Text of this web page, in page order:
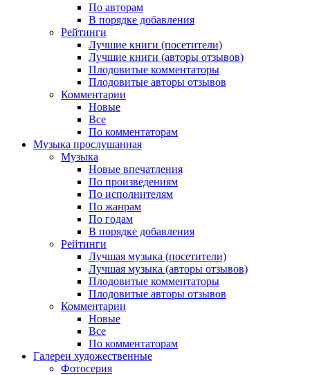
По авторам
В порядке добавления
Рейтинги
Лучшие книги (посетители)
Лучшие книги (авторы отзывов)
Плодовитые комментаторы
Плодовитые авторы отзывов
Комментарии
Новые
Все
По комментаторам
Музыка прослушанная
Музыка
Новые впечатления
По произведениям
По исполнителям
По жанрам
По годам
В порядке добавления
Рейтинги
Лучшая музыка (посетители)
Лучшая музыка (авторы отзывов)
Плодовитые комментаторы
Плодовитые авторы отзывов
Комментарии
Новые
Все
По комментаторам
Галереи художественные
Фотосерия